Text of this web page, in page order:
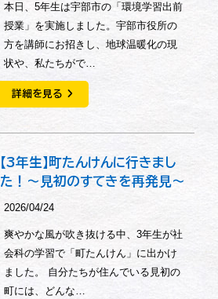
本日、5年生は宇部市の「環境学習出前
授業」を実施しました。宇部市役所の
方を講師にお招きし、地球温暖化の現
状や、私たちがで…
詳細を見る
【3年生】町たんけんに行きまし
た！〜見初のすてきを再発見〜
2026/04/24
爽やかな風が吹き抜ける中、3年生が社
会科の学習で「町たんけん」に出かけ
ました。 自分たちが住んでいる見初の
町には、どんな…